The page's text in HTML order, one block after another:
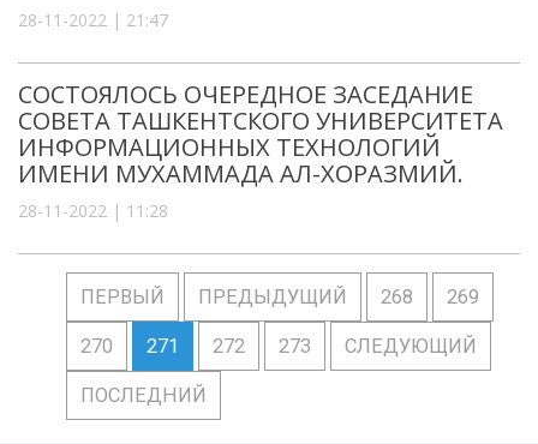
28-11-2022 | 21:47
СОСТОЯЛОСЬ ОЧЕРЕДНОЕ ЗАСЕДАНИЕ
СОВЕТА ТАШКЕНТСКОГО УНИВЕРСИТЕТА
ИНФОРМАЦИОННЫХ ТЕХНОЛОГИЙ
ИМЕНИ МУХАММАДА АЛ-ХОРАЗМИЙ.
28-11-2022 | 11:28
ПЕРВЫЙ ПРЕДЫДУЩИЙ 268 269
270 271 272 273 СЛЕДУЮЩИЙ
ПОСЛЕДНИЙ